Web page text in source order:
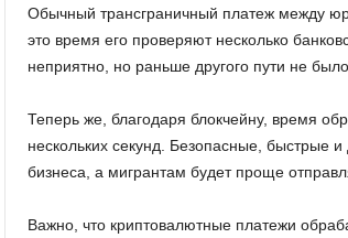
Обычный трансграничный платеж между
это время его проверяют несколько
неприятно, но раньше другого пути не было.
Теперь же, благодаря блокчейну, время
нескольких секунд. Безопасные, быстрые
бизнеса, а мигрантам будет проще
Важно, что криптовалютные платежи